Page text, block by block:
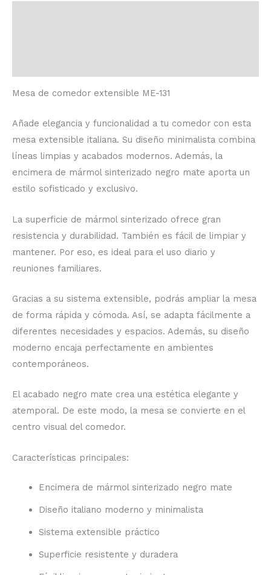
Mesa de comedor extensible ME-131
Añade elegancia y funcionalidad a tu comedor con esta
mesa extensible italiana. Su diseño minimalista combina
líneas limpias y acabados modernos. Además, la
encimera de mármol sinterizado negro mate aporta un
estilo sofisticado y exclusivo.
La superficie de mármol sinterizado ofrece gran
resistencia y durabilidad. También es fácil de limpiar y
mantener. Por eso, es ideal para el uso diario y
reuniones familiares.
Gracias a su sistema extensible, podrás ampliar la mesa
de forma rápida y cómoda. Así, se adapta fácilmente a
diferentes necesidades y espacios. Además, su diseño
moderno encaja perfectamente en ambientes
contemporáneos.
El acabado negro mate crea una estética elegante y
atemporal. De este modo, la mesa se convierte en el
centro visual del comedor.
Características principales:
Encimera de mármol sinterizado negro mate
Diseño italiano moderno y minimalista
Sistema extensible práctico
Superficie resistente y duradera